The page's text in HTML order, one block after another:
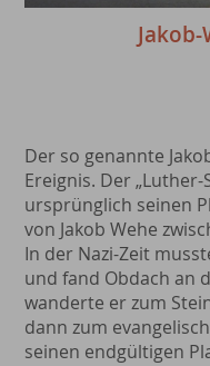
Der so genannte
Ereignis. Der
ursprünglich seinen
von Jakob Wehe
In der Nazi-Zeit
und fand Obdach an
wanderte er zum
dann zum
seinen endgültigen